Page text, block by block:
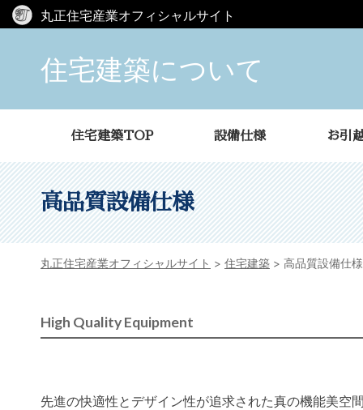
丸正住宅産業オフィシャルサイト
住宅建築について
住宅建築TOP 設備仕様 お引
高品質設備仕様
丸正住宅産業オフィシャルサイト > 住宅建築 > 高品質設備仕様
High Quality Equipment
先進の快適性とデザイン性が追求された真の機能美空